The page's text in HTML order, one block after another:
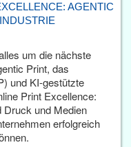
AGENTIC
um die nächste
Print, das
und KI-gestützte
Print Excellence:
Druck und Medien
erfolgreich